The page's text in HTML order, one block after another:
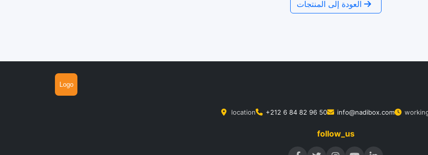
العودة إلى المنتجات
location +212 6 84 82 96 50 info@nadibox.com
follow_us